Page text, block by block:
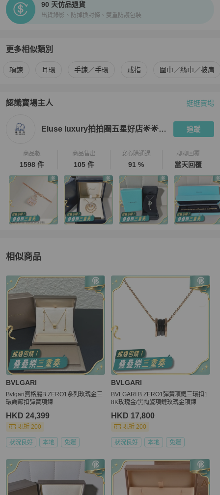
90 天仿品退貨
出貨錄影、防掉換封條、雙重防護包裝
更多相似類別
更多BVLGARI女士配件相似商品推薦
項鍊 耳環 手鍊／手環 戒指 圍巾／絲巾／披肩
認識賣場主人
PopChill 拍拍圈嚴選賣家 Eluse luxury拍拍圈五星好店
逛逛賣場
Eluse luxury拍拍圈五星好店🌟🌟🌟🌟🌟 追蹤
商品數
1598 件
商品售出
105 件
安心購通過
91 %
聊聊回覆
當天回覆
相似商品
更多相似BVLGARI女士配件推薦精品
BVLGARI
Bvlgari寶格麗B.ZERO1系列玫瑰金三
環調節扣彈簧項鍊
HKD 24,399
現折 200
狀況良好 本地 免運
BVLGARI
BVLGARI B.ZERO1彈簧項鏈三環扣1
8K玫瑰金/黑陶瓷項鏈玫瑰金項鍊
HKD 17,800
現折 200
狀況良好 本地 免運